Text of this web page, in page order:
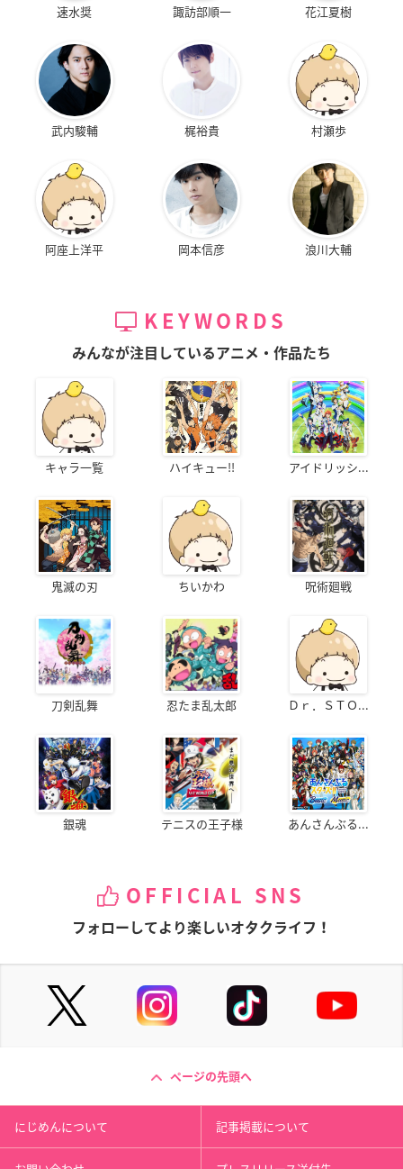
速水奨 諏訪部順一 花江夏樹
武内駿輔 梶裕貴 村瀬歩
阿座上洋平 岡本信彦 浪川大輔
KEYWORDS
みんなが注目しているアニメ・作品たち
キャラ一覧 ハイキュー!! アイドリッシ...
鬼滅の刃 ちいかわ 呪術廻戦
刀剣乱舞 忍たま乱太郎 Ｄｒ．ＳＴＯ...
銀魂 テニスの王子様 あんさんぶる...
OFFICIAL SNS
フォローしてより楽しいオタクライフ！
ページの先頭へ
にじめんについて 記事掲載について